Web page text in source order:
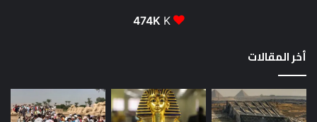
474K K
أخر المقالات